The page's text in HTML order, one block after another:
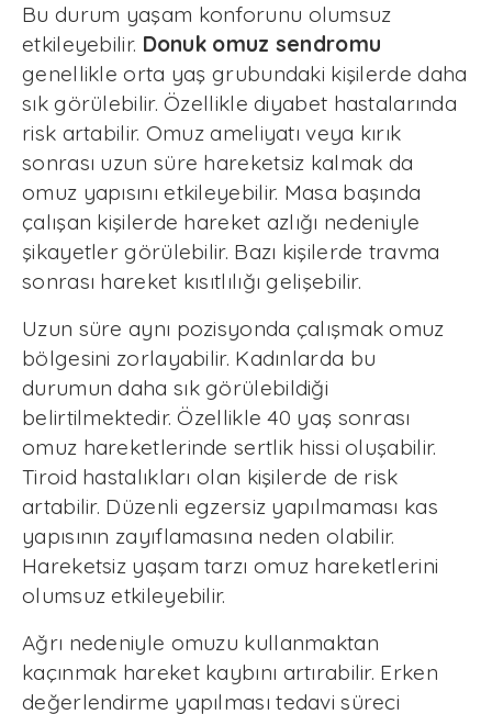
Bu durum yaşam konforunu olumsuz
etkileyebilir. Donuk omuz sendromu
genellikle orta yaş grubundaki kişilerde daha
sık görülebilir. Özellikle diyabet hastalarında
risk artabilir. Omuz ameliyatı veya kırık
sonrası uzun süre hareketsiz kalmak da
omuz yapısını etkileyebilir. Masa başında
çalışan kişilerde hareket azlığı nedeniyle
şikayetler görülebilir. Bazı kişilerde travma
sonrası hareket kısıtlılığı gelişebilir.
Uzun süre aynı pozisyonda çalışmak omuz
bölgesini zorlayabilir. Kadınlarda bu
durumun daha sık görülebildiği
belirtilmektedir. Özellikle 40 yaş sonrası
omuz hareketlerinde sertlik hissi oluşabilir.
Tiroid hastalıkları olan kişilerde de risk
artabilir. Düzenli egzersiz yapılmaması kas
yapısının zayıflamasına neden olabilir.
Hareketsiz yaşam tarzı omuz hareketlerini
olumsuz etkileyebilir.
Ağrı nedeniyle omuzu kullanmaktan
kaçınmak hareket kaybını artırabilir. Erken
değerlendirme yapılması tedavi süreci